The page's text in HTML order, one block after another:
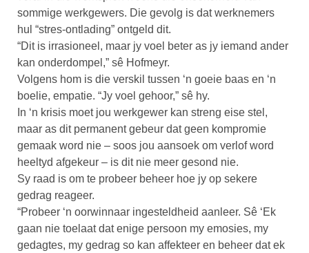
sommige werkgewers. Die gevolg is dat werknemers
hul “stres-ontlading” ontgeld dit.
“Dit is irrasioneel, maar jy voel beter as jy iemand ander
kan onderdompel,” sê Hofmeyr.
Volgens hom is die verskil tussen ‘n goeie baas en ‘n
boelie, empatie. “Jy voel gehoor,” sê hy.
In ‘n krisis moet jou werkgewer kan streng eise stel,
maar as dit permanent gebeur dat geen kompromie
gemaak word nie – soos jou aansoek om verlof word
heeltyd afgekeur – is dit nie meer gesond nie.
Sy raad is om te probeer beheer hoe jy op sekere
gedrag reageer.
“Probeer ‘n oorwinnaar ingesteldheid aanleer. Sê ‘Ek
gaan nie toelaat dat enige persoon my emosies, my
gedagtes, my gedrag so kan affekteer en beheer dat ek